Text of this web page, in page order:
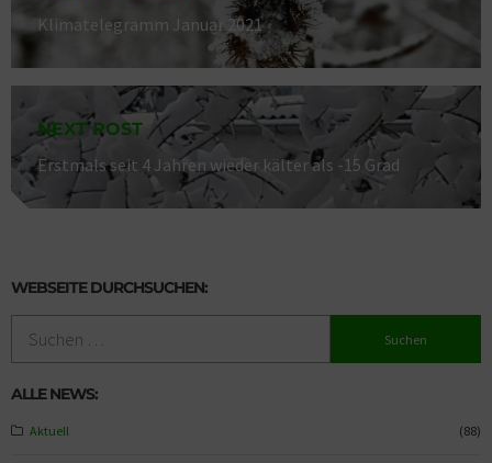
Previous
Klimatelegramm Januar 2021
NEXT POST
Next
post:
Erstmals seit 4 Jahren wieder kälter als -15 Grad
WEBSEITE DURCHSUCHEN:
ALLE NEWS:
Aktuell (88)